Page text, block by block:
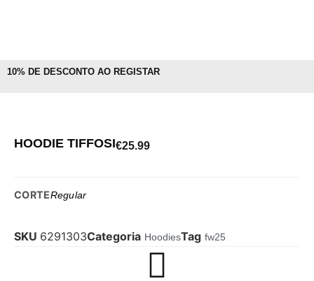
10% DE DESCONTO AO REGISTAR
HOODIE TIFFOSI€25.99
CORTERegular
SKU 6291303Categoria HoodiesTag fw25